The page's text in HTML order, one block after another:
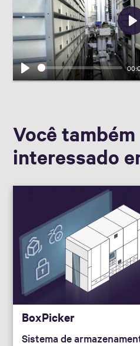
Play
Você
interessado
BoxPicker
Sistema de